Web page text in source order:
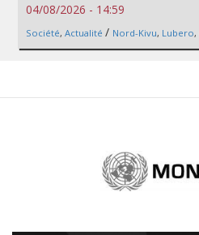
04/08/2026 - 14:59
Société, Actualité / Nord-Kivu, Lubero,